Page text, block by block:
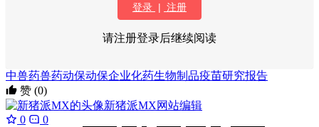
登录 | 注册
请注册登录后继续阅读
中兽药兽药动保动保企业化药生物制品疫苗研究报告
赞 (0)
新猪派MX网站编辑
0
0